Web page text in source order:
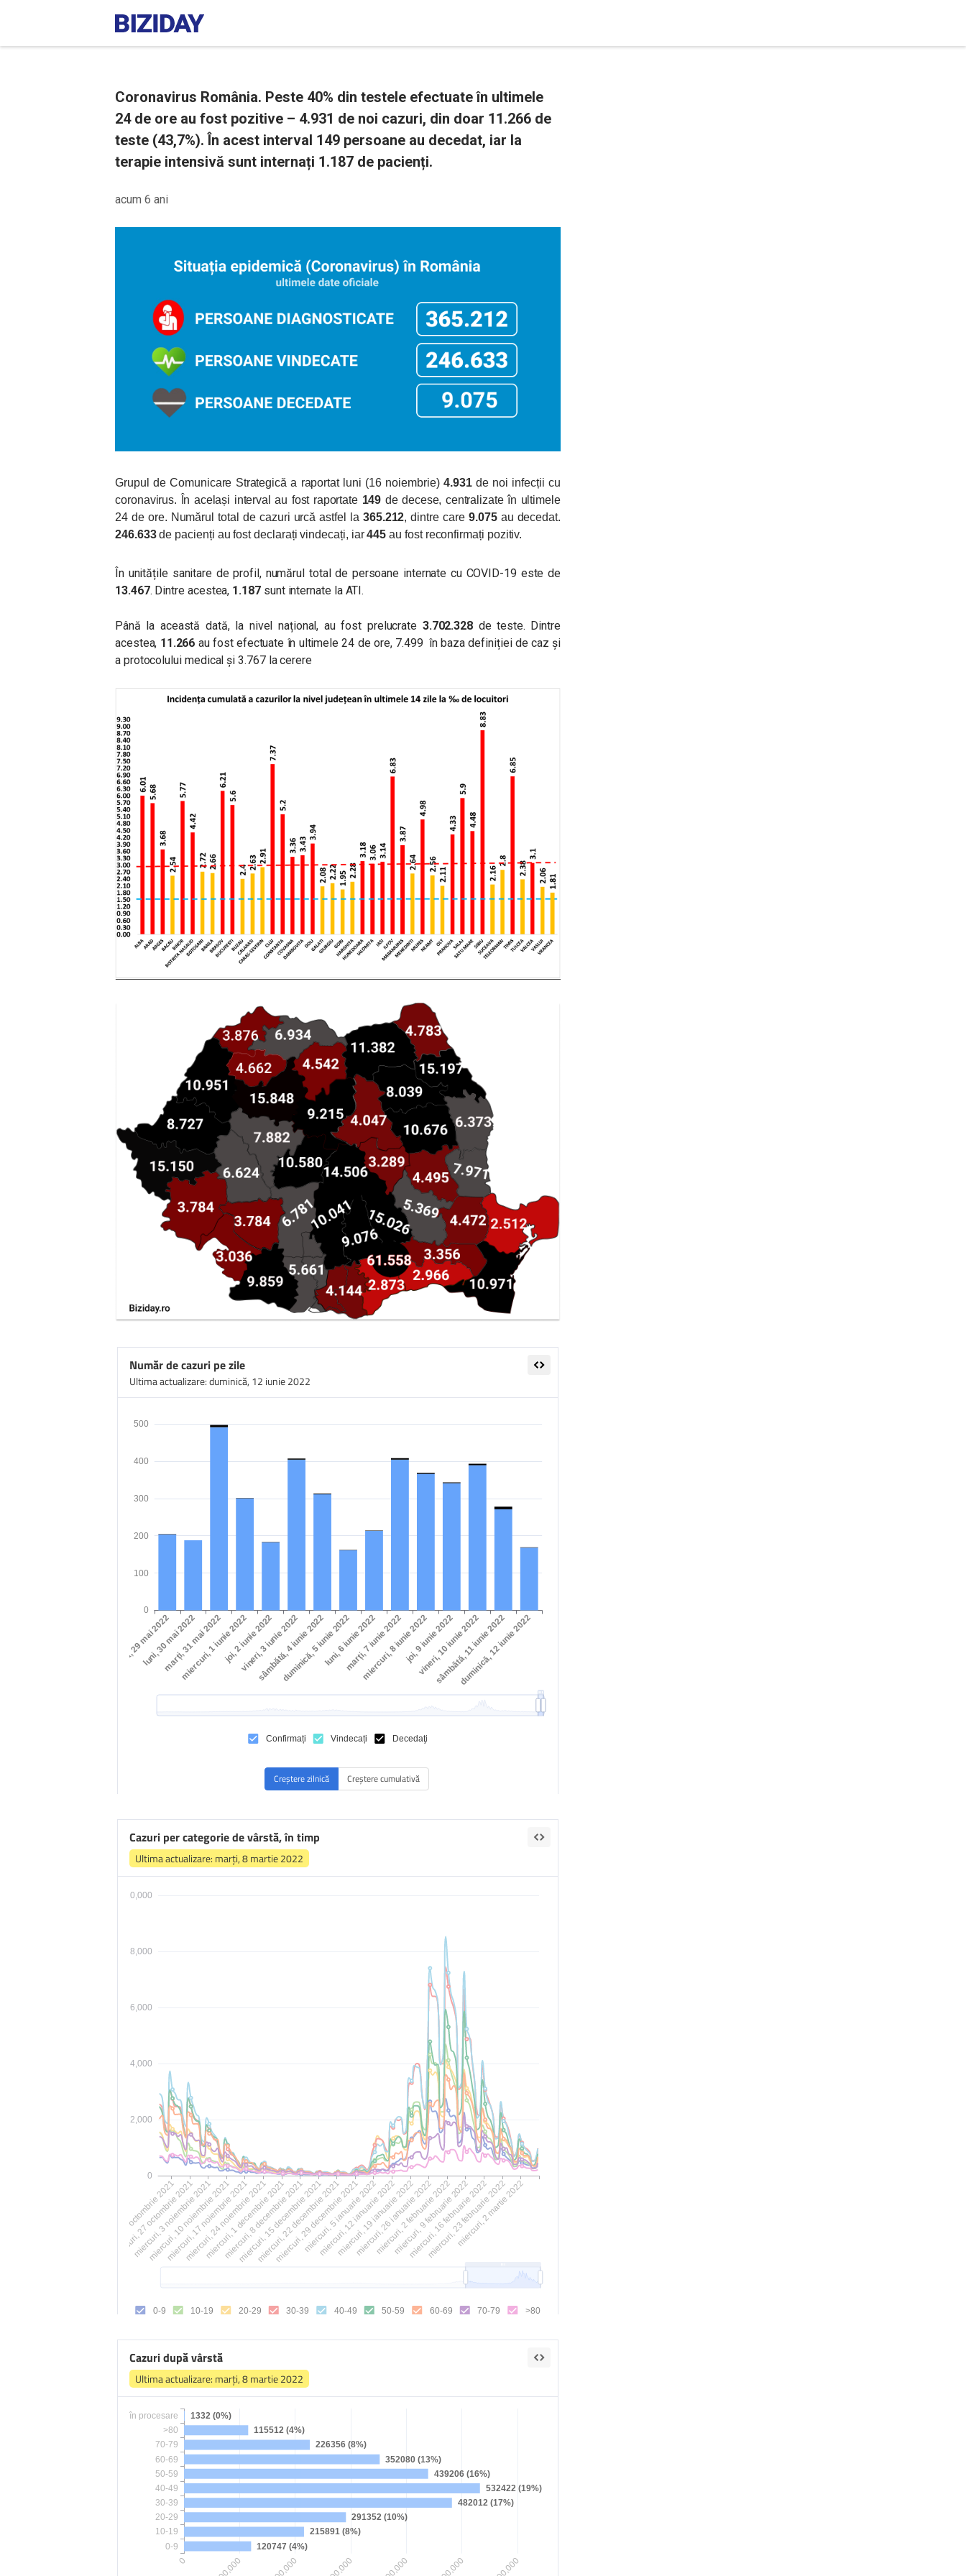
Coronavirus România. Peste 40% din testele efectuate în ultimele
24 de ore au fost pozitive – 4.931 de noi cazuri, din doar 11.266 de
teste (43,7%). În acest interval 149 persoane au decedat, iar la
terapie intensivă sunt internați 1.187 de pacienți.
acum 6 ani
Grupul de Comunicare Strategică a raportat luni (16 noiembrie)4.931de noi infecții cu
coronavirus. În același interval au fost raportate 149 de decese, centralizate în ultimele
24 de ore. Numărul total de cazuri urcă astfel la 365.212, dintre care 9.075 au decedat.
246.633de pacienți au fost declarați vindecați, iar445 au fost reconfirmați pozitiv.
În unitățile sanitare de profil, numărul total de persoane internate cu COVID-19 este de
13.467. Dintre acestea, 1.187sunt internate la ATI.
Până la această dată, la nivel național, au fost prelucrate 3.702.328 de teste. Dintre
acestea, 11.266 au fost efectuate în ultimele 24 de ore, 7.499 în baza definiției de caz și
a protocolului medical și 3.767 la cerere